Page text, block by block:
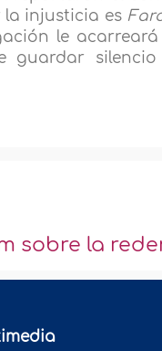
la injusticia es
le
guardar
sobre la